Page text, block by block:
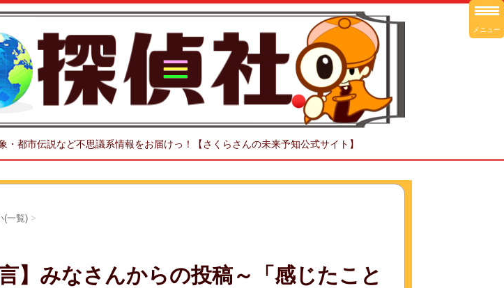
都市伝説など不思議系情報をお届けっ！【さくらさんの未来予知公式サイト】
(一覧) >
言】みなさんからの投稿～「感じたこと
メニュー